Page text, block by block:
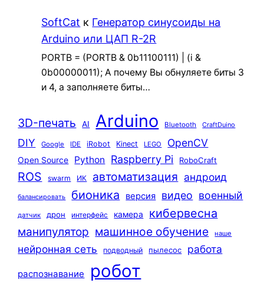
SoftCat к Генератор синусоиды на
Arduino или ЦАП R-2R
PORTB = (PORTB & 0b11100111) | (i &
0b00000011); А почему Вы обнуляете биты 3
и 4, а заполняете биты…
3D-печать AI Arduino Bluetooth CraftDuino
DIY Google IDE iRobot Kinect LEGO OpenCV
Open Source Python Raspberry Pi RoboCraft
ROS swarm ИК автоматизация андроид
балансировать бионика версия видео военный
датчик дрон интерфейс камера кибервесна
манипулятор машинное обучение наше
нейронная сеть подводный пылесос работа
распознавание робот